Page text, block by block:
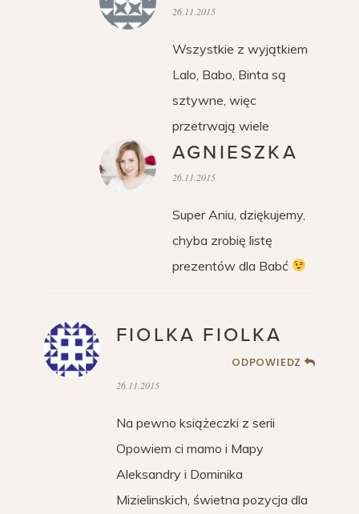
26.11.2015
Wszystkie z wyjątkiem
Lalo, Babo, Binta są
sztywne, więc
przetrwają wiele
AGNIESZKA
26.11.2015
Super Aniu, dziękujemy,
chyba zrobię listę
prezentów dla Babć
FIOLKA FIOLKA
ODPOWIEDZ
26.11.2015
Na pewno książeczki z serii
Opowiem ci mamo i Mapy
Aleksandry i Dominika
Mizielinskich, świetna pozycja dla